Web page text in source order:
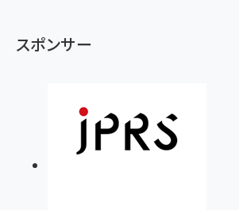
スポンサー